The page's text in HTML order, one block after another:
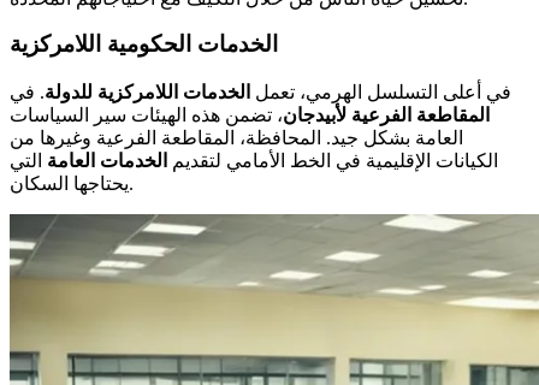
الخدمات الحكومية اللامركزية
في أعلى التسلسل الهرمي، تعمل الخدمات اللامركزية للدولة. في
المقاطعة الفرعية لأبيدجان، تضمن هذه الهيئات سير السياسات
العامة بشكل جيد. المحافظة، المقاطعة الفرعية وغيرها من
الكيانات الإقليمية في الخط الأمامي لتقديم
الخدمات العامة التي
يحتاجها السكان.